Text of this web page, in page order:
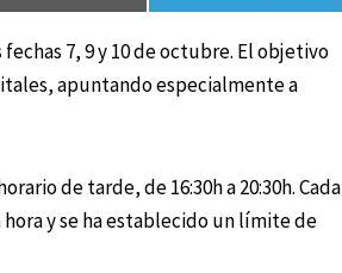
7, 9 y 10 de octubre. El objetivo
apuntando especialmente a
de tarde, de 16:30h a 20:30h. Cada
y se ha establecido un límite de